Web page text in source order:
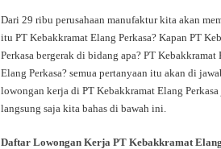
Dari 29 ribu perusahaan manufaktur kita akan
itu PT Kebakkramat Elang Perkasa? Kapan PT
Perkasa bergerak di bidang apa? PT
Elang Perkasa? semua pertanyaan itu akan di
lowongan kerja di PT Kebakkramat Elang
langsung saja kita bahas di bawah ini.
Daftar Lowongan Kerja PT Kebakkramat